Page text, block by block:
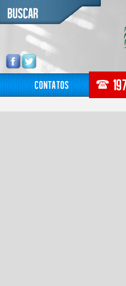
Contatos